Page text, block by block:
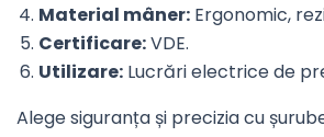
Material mâner: Ergonomic,
Certificare:VDE.
Utilizare: Lucrări electrice de
Alege siguranța și precizia cu